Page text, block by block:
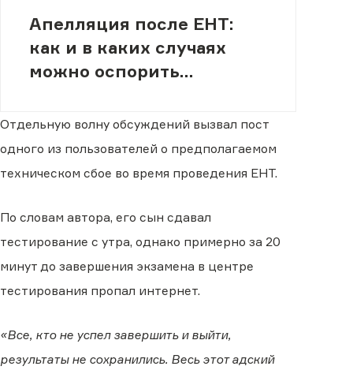
Апелляция после ЕНТ:
как и в каких случаях
можно оспорить
Отдельную волну обсуждений вызвал пост
одного из пользователей о предполагаемом
техническом сбое во время проведения ЕНТ.
По словам автора, его сын сдавал
тестирование с утра, однако примерно за 20
минут до завершения экзамена в центре
тестирования пропал интернет.
«Все, кто не успел завершить и выйти,
результаты не сохранились. Весь этот адский